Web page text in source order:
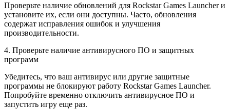
Проверьте наличие обновлений для Rockstar Games Launcher и
установите их, если они доступны. Часто, обновления
содержат исправления ошибок и улучшения
производительности.
4. Проверьте наличие антивирусного ПО и защитных
программ
Убедитесь, что ваш антивирус или другие защитные
программы не блокируют работу Rockstar Games Launcher.
Попробуйте временно отключить антивирусное ПО и
запустить игру еще раз.